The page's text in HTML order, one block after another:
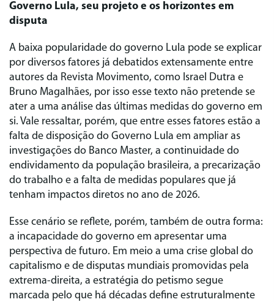
Governo Lula, seu projeto e os horizontes em
disputa
A baixa popularidade do governo Lula pode se explicar
por diversos fatores já debatidos extensamente entre
autores da Revista Movimento, como Israel Dutra e
Bruno Magalhães, por isso esse texto não pretende se
ater a uma análise das últimas medidas do governo em
si. Vale ressaltar, porém, que entre esses fatores estão a
falta de disposição do Governo Lula em ampliar as
investigações do Banco Master, a continuidade do
endividamento da população brasileira, a precarização
do trabalho e a falta de medidas populares que já
tenham impactos diretos no ano de 2026.
Esse cenário se reflete, porém, também de outra forma:
a incapacidade do governo em apresentar uma
perspectiva de futuro. Em meio a uma crise global do
capitalismo e de disputas mundiais promovidas pela
extrema-direita, a estratégia do petismo segue
marcada pelo que há décadas define estruturalmente